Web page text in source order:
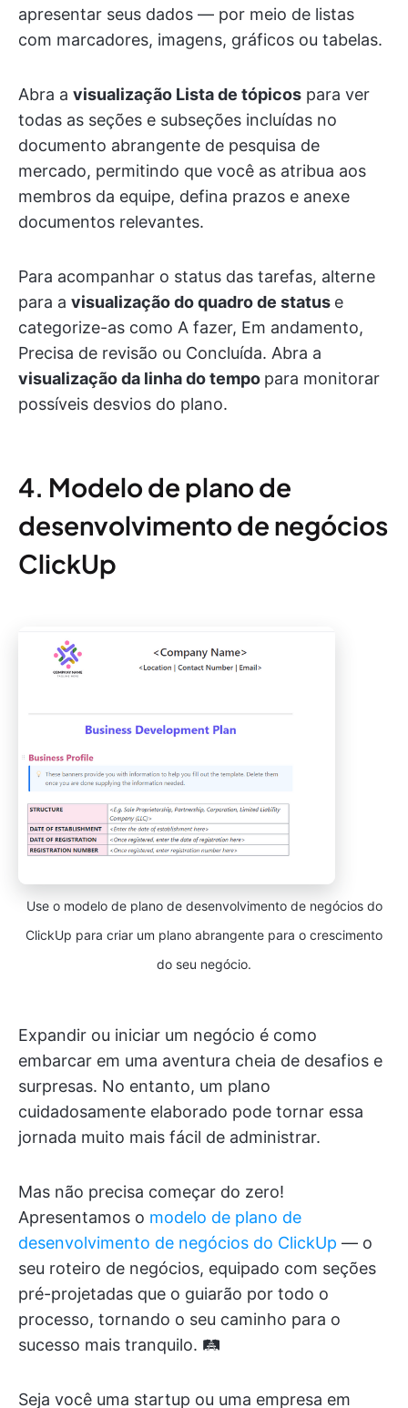
apresentar seus dados — por meio de listas
com marcadores, imagens, gráficos ou tabelas.
Abra a visualização Lista de tópicos para ver
todas as seções e subseções incluídas no
documento abrangente de pesquisa de
mercado, permitindo que você as atribua aos
membros da equipe, defina prazos e anexe
documentos relevantes.
Para acompanhar o status das tarefas, alterne
para a visualização do quadro de status e
categorize-as como A fazer, Em andamento,
Precisa de revisão ou Concluída. Abra a
visualização da linha do tempo para monitorar
possíveis desvios do plano.
4. Modelo de plano de
desenvolvimento de negócios
ClickUp
Use o modelo de plano de desenvolvimento de negócios do
ClickUp para criar um plano abrangente para o crescimento
do seu negócio.
Expandir ou iniciar um negócio é como
embarcar em uma aventura cheia de desafios e
surpresas. No entanto, um plano
cuidadosamente elaborado pode tornar essa
jornada muito mais fácil de administrar.
Mas não precisa começar do zero!
Apresentamos o modelo de plano de
desenvolvimento de negócios do ClickUp — o
seu roteiro de negócios, equipado com seções
pré-projetadas que o guiarão por todo o
processo, tornando o seu caminho para o
sucesso mais tranquilo. 🛤️
Seja você uma startup ou uma empresa em